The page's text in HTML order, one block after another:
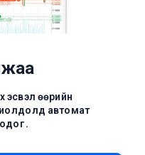
эсвэл өөрийн
автомат